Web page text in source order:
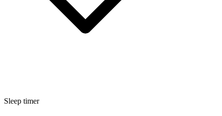
Sleep timer